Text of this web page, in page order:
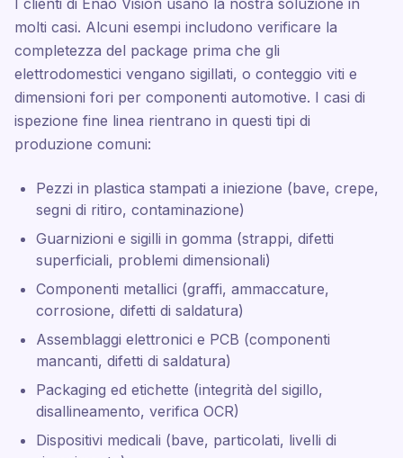
I clienti di Enao Vision usano la nostra soluzione in
molti casi. Alcuni esempi includono verificare la
completezza del package prima che gli
elettrodomestici vengano sigillati, o conteggio viti e
dimensioni fori per componenti automotive. I casi di
ispezione fine linea rientrano in questi tipi di
produzione comuni:
Pezzi in plastica stampati a iniezione (bave, crepe,
segni di ritiro, contaminazione)
Guarnizioni e sigilli in gomma (strappi, difetti
superficiali, problemi dimensionali)
Componenti metallici (graffi, ammaccature,
corrosione, difetti di saldatura)
Assemblaggi elettronici e PCB (componenti
mancanti, difetti di saldatura)
Packaging ed etichette (integrità del sigillo,
disallineamento, verifica OCR)
Dispositivi medicali (bave, particolati, livelli di